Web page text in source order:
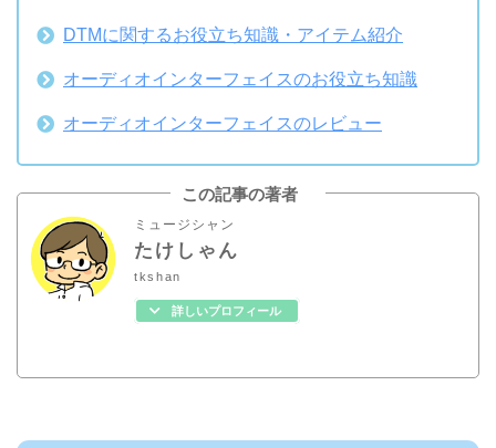
DTMに関するお役立ち知識・アイテム紹介
オーディオインターフェイスのお役立ち知識
オーディオインターフェイスのレビュー
この記事の著者
ミュージシャン
たけしゃん
tkshan
詳しいプロフィール